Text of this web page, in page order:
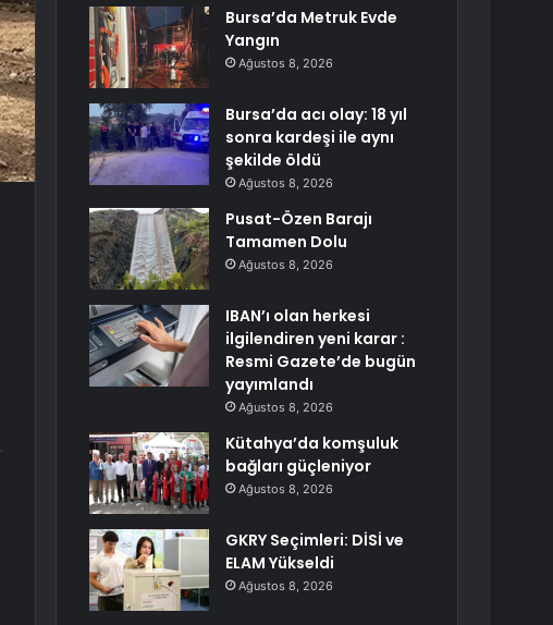
Bursa’da Metruk Evde
Yangın
Ağustos 8, 2026
Bursa’da acı olay: 18 yıl
sonra kardeşi ile aynı
şekilde öldü
Ağustos 8, 2026
Pusat-Özen Barajı
Tamamen Dolu
Ağustos 8, 2026
IBAN’ı olan herkesi
ilgilendiren yeni karar :
Resmi Gazete’de bugün
yayımlandı
Ağustos 8, 2026
Kütahya’da komşuluk
bağları güçleniyor
Ağustos 8, 2026
GKRY Seçimleri: DİSİ ve
ELAM Yükseldi
Ağustos 8, 2026